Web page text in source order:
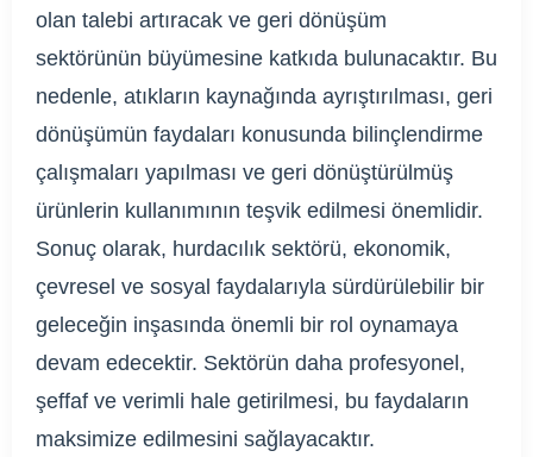
olan talebi artıracak ve geri dönüşüm
sektörünün büyümesine katkıda bulunacaktır. Bu
nedenle, atıkların kaynağında ayrıştırılması, geri
dönüşümün faydaları konusunda bilinçlendirme
çalışmaları yapılması ve geri dönüştürülmüş
ürünlerin kullanımının teşvik edilmesi önemlidir.
Sonuç olarak, hurdacılık sektörü, ekonomik,
çevresel ve sosyal faydalarıyla sürdürülebilir bir
geleceğin inşasında önemli bir rol oynamaya
devam edecektir. Sektörün daha profesyonel,
şeffaf ve verimli hale getirilmesi, bu faydaların
maksimize edilmesini sağlayacaktır.